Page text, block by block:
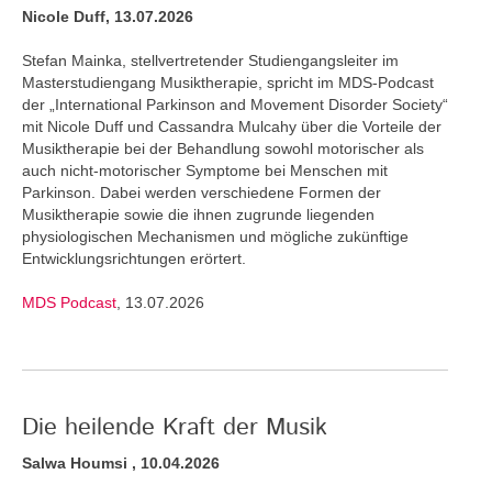
Nicole Duff, 13.07.2026
Stefan Mainka, stellvertretender Studiengangsleiter im
Masterstudiengang Musiktherapie, spricht im MDS-Podcast
der „International Parkinson and Movement Disorder Society“
mit Nicole Duff und Cassandra Mulcahy über die Vorteile der
Musiktherapie bei der Behandlung sowohl motorischer als
auch nicht-motorischer Symptome bei Menschen mit
Parkinson. Dabei werden verschiedene Formen der
Musiktherapie sowie die ihnen zugrunde liegenden
physiologischen Mechanismen und mögliche zukünftige
Entwicklungsrichtungen erörtert.
MDS Podcast , 13.07.2026
Die heilende Kraft der Musik
Salwa Houmsi , 10.04.2026